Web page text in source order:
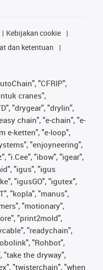
Kebijakan cookie
dan ketentuan
"CFRIP",
cranes",
"drygear", "drylin",
chain", "e-chain", "e-
e-ketten", "e-loop",
"enjoyneering",
"i.Cee", "ibow", "igear",
"igus", "igus
"igusGO", "igutex",
"kopla", "manus",
"motionary",
"print2mold",
"readychain",
"Rohbot",
"take the dryway",
"twisterchain", "when